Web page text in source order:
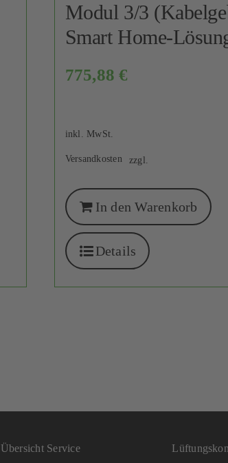
Modul 3/3
Smart Home-
775,88€
inkl. MwSt.
zzgl.
Versandkosten
In den Warenkorb
Details
Übersicht Service